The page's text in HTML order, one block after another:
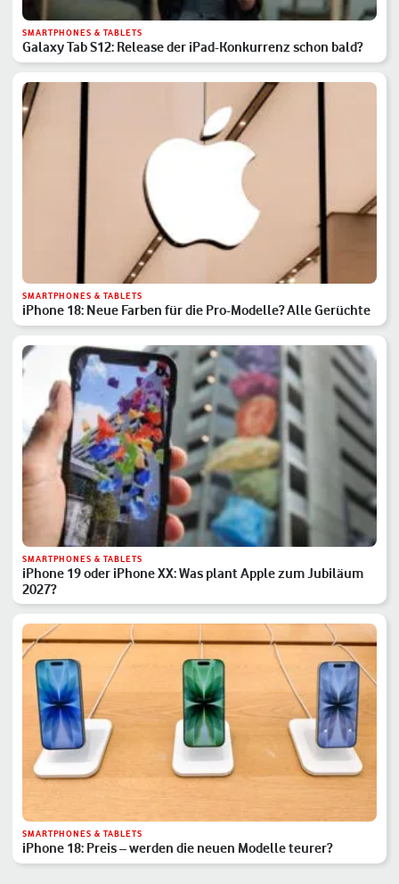
SMARTPHONES & TABLETS
Galaxy Tab S12: Release der iPad-Konkurrenz schon bald?
SMARTPHONES & TABLETS
iPhone 18: Neue Farben für die Pro-Modelle? Alle Gerüchte
SMARTPHONES & TABLETS
iPhone 19 oder iPhone XX: Was plant Apple zum Jubiläum
2027?
SMARTPHONES & TABLETS
iPhone 18: Preis – werden die neuen Modelle teurer?